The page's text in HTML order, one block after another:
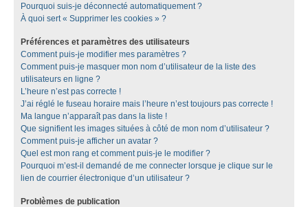
Pourquoi suis-je déconnecté automatiquement ?
À quoi sert « Supprimer les cookies » ?
Préférences et paramètres des utilisateurs
Comment puis-je modifier mes paramètres ?
Comment puis-je masquer mon nom d’utilisateur de la liste des
utilisateurs en ligne ?
L’heure n’est pas correcte !
J’ai réglé le fuseau horaire mais l’heure n’est toujours pas correcte !
Ma langue n’apparaît pas dans la liste !
Que signifient les images situées à côté de mon nom d’utilisateur ?
Comment puis-je afficher un avatar ?
Quel est mon rang et comment puis-je le modifier ?
Pourquoi m’est-il demandé de me connecter lorsque je clique sur le
lien de courrier électronique d’un utilisateur ?
Problèmes de publication